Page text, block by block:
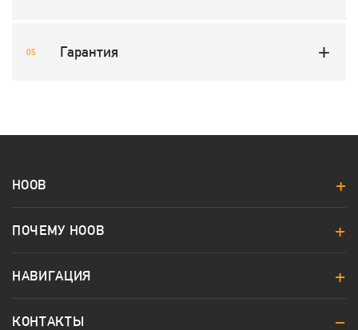
Гарантия
HOOB
ПОЧЕМУ HOOB
НАВИГАЦИЯ
КОНТАКТЫ